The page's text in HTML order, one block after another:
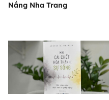
Nắng Nha Trang